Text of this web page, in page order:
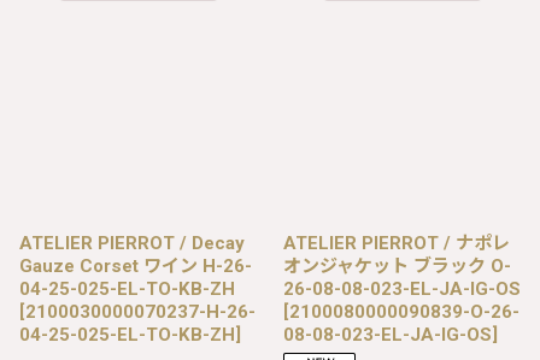
ATELIER PIERROT / Decay
Gauze Corset ワイン H-26-
04-25-025-EL-TO-KB-ZH
[2100030000070237-H-26-
04-25-025-EL-TO-KB-ZH]
ATELIER PIERROT / ナポレ
オンジャケット ブラック O-
26-08-08-023-EL-JA-IG-OS
[2100080000090839-O-26-
08-08-023-EL-JA-IG-OS]